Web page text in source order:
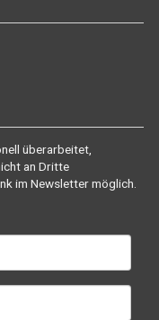
überarbeitet,
an Dritte
im Newsletter möglich.